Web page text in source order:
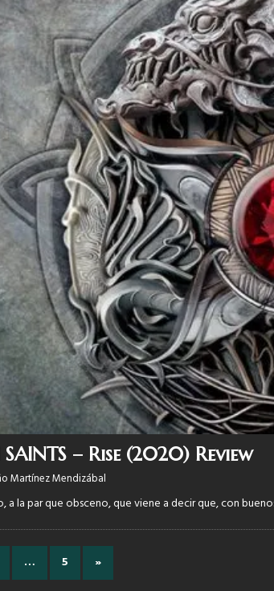
– Rise (2020) Review
Martínez Mendizábal
a la par que obsceno, que viene a decir que, con
… 5 »